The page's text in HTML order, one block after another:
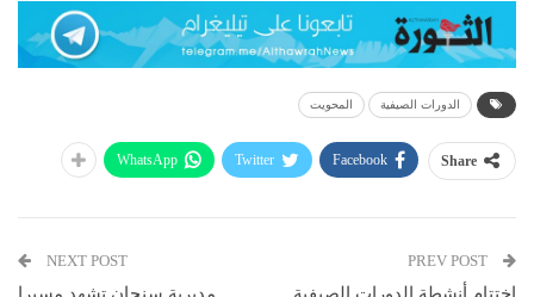
الدورات الصيفية المحويت
Share
Facebook
Twitter
WhatsApp
اختتام أنشطة الدورات الصيفية
NEXT POST
مديرية سنحان تشهد مسيرا